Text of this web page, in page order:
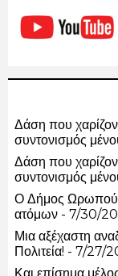
Δάση που
συντονισμός
Δάση που
συντονισμός
Ο Δήμος Ωρωπού
ατόμων - 7/30/
Μια αξέχαστη
Πολιτεία! - 7/27/